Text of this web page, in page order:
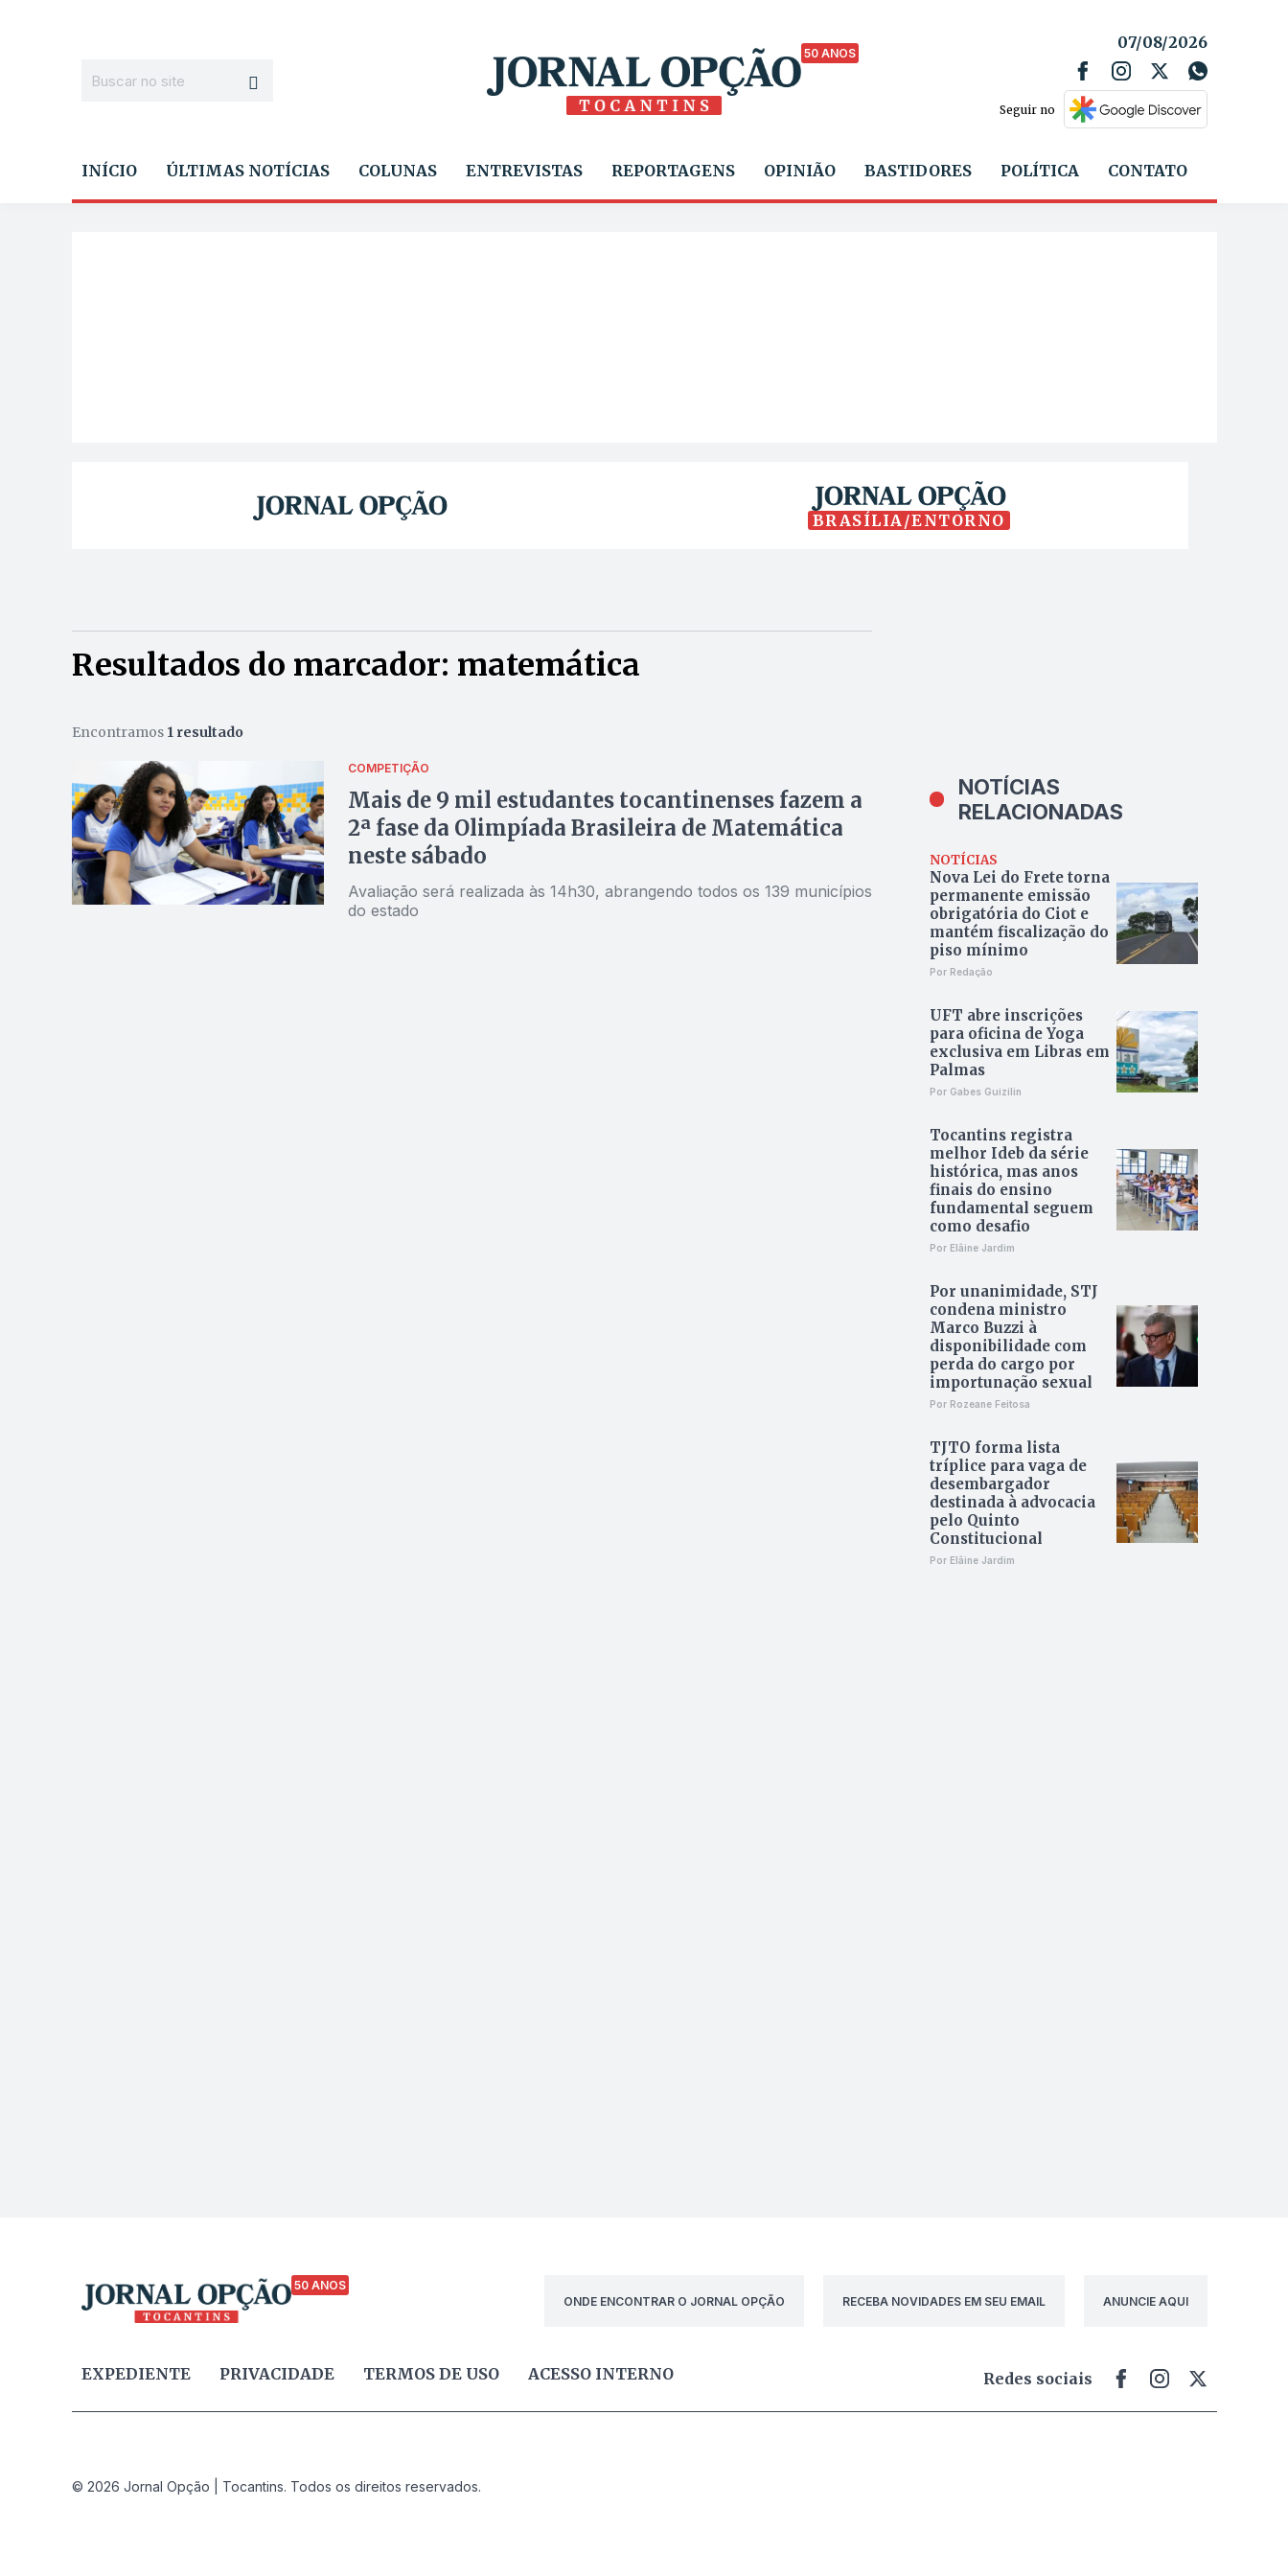
50 ANOS
07/08/2026
Seguir no
INÍCIO ÚLTIMAS NOTÍCIAS COLUNAS ENTREVISTAS REPORTAGENS OPINIÃO BASTIDORES POLÍTICA CONTATO
BRASÍLIA/ENTORNO
Resultados do marcador: matemática
Encontramos 1 resultado
COMPETIÇÃO
Mais de 9 mil estudantes tocantinenses fazem a
2ª fase da Olimpíada Brasileira de Matemática
neste sábado
Avaliação será realizada às 14h30, abrangendo todos os 139 municípios
do estado
NOTÍCIAS
RELACIONADAS
NOTÍCIAS
Nova Lei do Frete torna
permanente emissão
obrigatória do Ciot e
mantém fiscalização do
piso mínimo
Por Redação
UFT abre inscrições
para oficina de Yoga
exclusiva em Libras em
Palmas
Por Gabes Guizilin
Tocantins registra
melhor Ideb da série
histórica, mas anos
finais do ensino
fundamental seguem
como desafio
Por Elâine Jardim
Por unanimidade, STJ
condena ministro
Marco Buzzi à
disponibilidade com
perda do cargo por
importunação sexual
Por Rozeane Feitosa
TJTO forma lista
tríplice para vaga de
desembargador
destinada à advocacia
pelo Quinto
Constitucional
Por Elâine Jardim
50 ANOS
ONDE ENCONTRAR O JORNAL OPÇÃO
RECEBA NOVIDADES EM SEU EMAIL ANUNCIE AQUI
EXPEDIENTE PRIVACIDADE TERMOS DE USO ACESSO INTERNO Redes sociais
© 2026 Jornal Opção | Tocantins. Todos os direitos reservados.